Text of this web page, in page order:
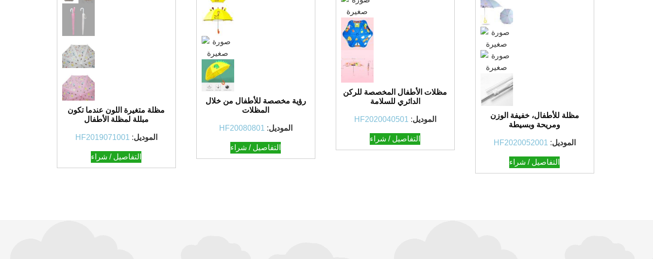
مظلة متغيرة اللون عندما تكون
مبللة لمظلة الأطفال
الموديل:
HF2019071001
التفاصيل / شراء
رؤية مخصصة للأطفال من خلال
المظلات
الموديل:
HF20080801
التفاصيل / شراء
مظلات الأطفال المخصصة للركن
الدائري للسلامة
الموديل:
HF2020040501
التفاصيل / شراء
مظلة للأطفال، خفيفة الوزن
ومريحة وبسيطة
الموديل:
HF2020052001
التفاصيل / شراء